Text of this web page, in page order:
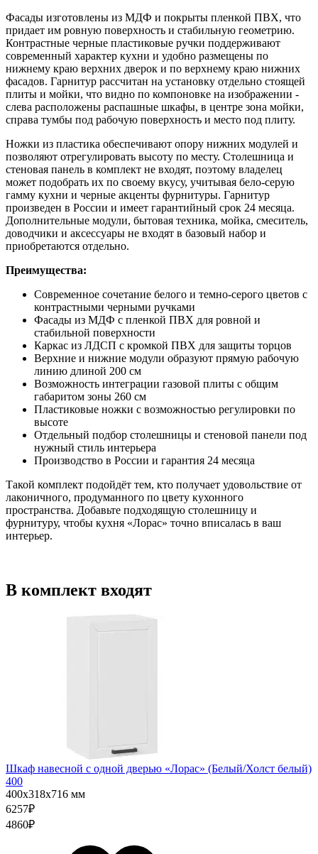
Фасады изготовлены из МДФ и покрыты пленкой ПВХ, что
придает им ровную поверхность и стабильную геометрию.
Контрастные черные пластиковые ручки поддерживают
современный характер кухни и удобно размещены по
нижнему краю верхних дверок и по верхнему краю нижних
фасадов. Гарнитур рассчитан на установку отдельно стоящей
плиты и мойки, что видно по компоновке на изображении -
слева расположены распашные шкафы, в центре зона мойки,
справа тумбы под рабочую поверхность и место под плиту.
Ножки из пластика обеспечивают опору нижних модулей и
позволяют отрегулировать высоту по месту. Столешница и
стеновая панель в комплект не входят, поэтому владелец
может подобрать их по своему вкусу, учитывая бело-серую
гамму кухни и черные акценты фурнитуры. Гарнитур
произведен в России и имеет гарантийный срок 24 месяца.
Дополнительные модули, бытовая техника, мойка, смеситель,
доводчики и аксессуары не входят в базовый набор и
приобретаются отдельно.
Преимущества:
Современное сочетание белого и темно-серого цветов с
контрастными черными ручками
Фасады из МДФ с пленкой ПВХ для ровной и
стабильной поверхности
Каркас из ЛДСП с кромкой ПВХ для защиты торцов
Верхние и нижние модули образуют прямую рабочую
линию длиной 200 см
Возможность интеграции газовой плиты с общим
габаритом зоны 260 см
Пластиковые ножки с возможностью регулировки по
высоте
Отдельный подбор столешницы и стеновой панели под
нужный стиль интерьера
Производство в России и гарантия 24 месяца
Такой комплект подойдёт тем, кто получает удовольствие от
лаконичного, продуманного по цвету кухонного
пространства. Добавьте подходящую столешницу и
фурнитуру, чтобы кухня «Лорас» точно вписалась в ваш
интерьер.
В комплект входят
Шкаф навесной c одной дверью «Лорас» (Белый/Холст белый)
400
400х318х716 мм
6257₽
4860₽